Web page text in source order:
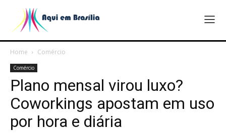
Home Comércio
Comércio
Plano mensal virou luxo?
Coworkings apostam em uso
por hora e diária